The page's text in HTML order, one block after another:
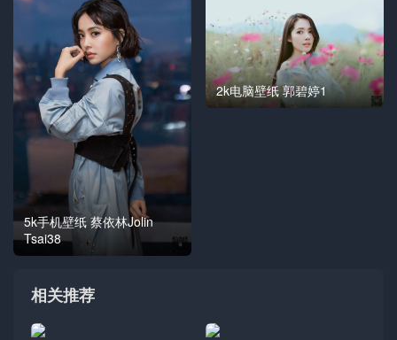
5k手机壁纸 蔡依林Jolin
Tsai38
2k电脑壁纸 郭碧婷1
相关推荐